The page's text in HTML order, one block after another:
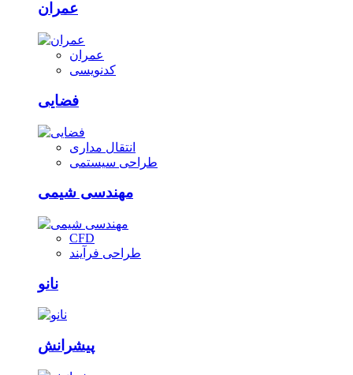
عمران
عمران
کدنویسی
فضایی
انتقال مداری
طراحی سیستمی
مهندسی شیمی
CFD
طراحی فرآیند
نانو
پیشرانش